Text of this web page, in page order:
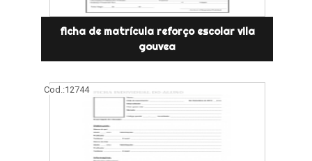
ficha de matrícula reforço escolar vila
gouvea
Cod.:12744